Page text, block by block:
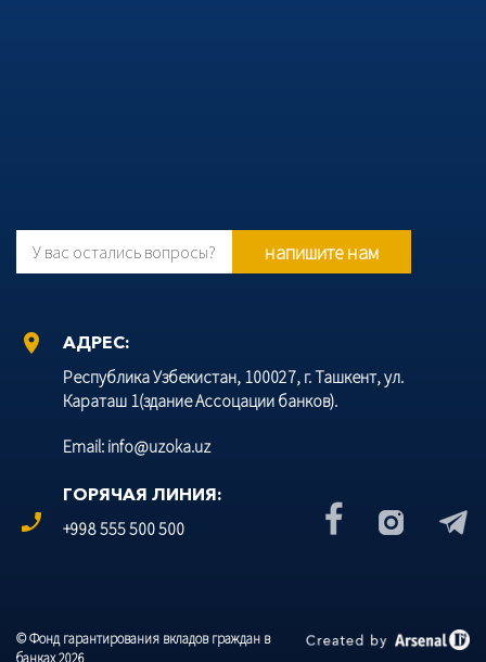
У вас остались вопросы? напишите нам
location_on
АДРЕС:
Республика Узбекистан, 100027, г. Ташкент, ул.
Караташ 1(здание Ассоцации банков).
Email: info@uzoka.uz
phone_enabled
ГОРЯЧАЯ ЛИНИЯ:
+998 555 500 500
© Фонд гарантирования вкладов граждан в